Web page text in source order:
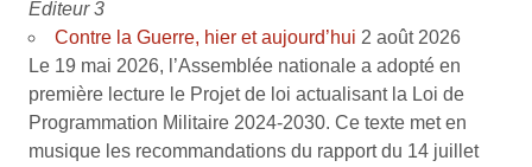
Editeur 3
Contre la Guerre, hier et aujourd’hui 2 août 2026
Le 19 mai 2026, l’Assemblée nationale a adopté en
première lecture le Projet de loi actualisant la Loi de
Programmation Militaire 2024-2030. Ce texte met en
musique les recommandations du rapport du 14 juillet